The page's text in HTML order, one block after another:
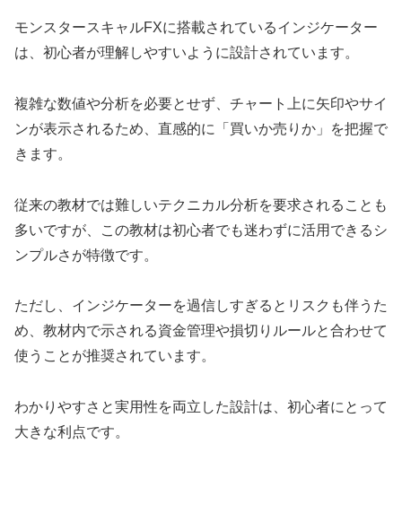
モンスタースキャルFXに搭載されているインジケーター
は、初心者が理解しやすいように設計されています。
複雑な数値や分析を必要とせず、チャート上に矢印やサイ
ンが表示されるため、直感的に「買いか売りか」を把握で
きます。
従来の教材では難しいテクニカル分析を要求されることも
多いですが、この教材は初心者でも迷わずに活用できるシ
ンプルさが特徴です。
ただし、インジケーターを過信しすぎるとリスクも伴うた
め、教材内で示される資金管理や損切りルールと合わせて
使うことが推奨されています。
わかりやすさと実用性を両立した設計は、初心者にとって
大きな利点です。